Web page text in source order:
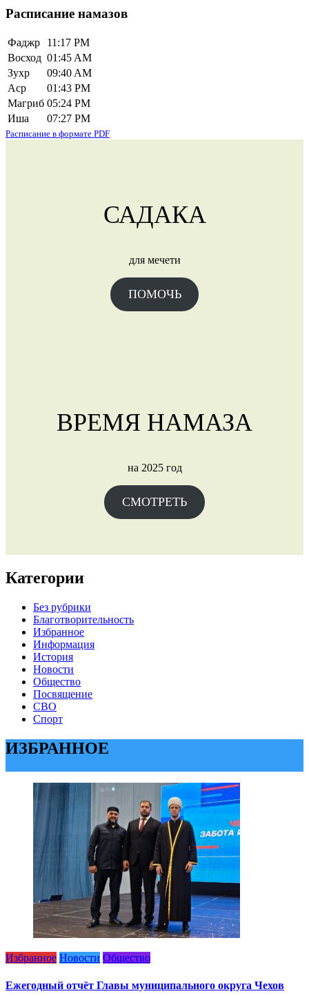
записей
Расписание намазов
Фаджр
11:17 PM
Восход 01:45 AM
Зухр
09:40 AM
Аср
01:43 PM
Магриб 05:24 PM
Иша
07:27 PM
Расписание в формате PDF
САДАКА
для мечети
ПОМОЧЬ
ВРЕМЯ НАМАЗА
на 2025 год
СМОТРЕТЬ
Категории
Без рубрики
Благотворительность
Избранное
Информация
История
Новости
Общество
Посвящение
СВО
Спорт
ИЗБРАННОЕ
Избранное Новости Общество
Ежегодный отчёт Главы муниципального округа Чехов